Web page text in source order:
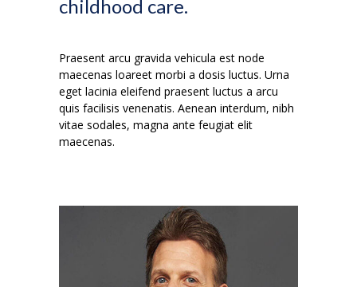
childhood care.
Praesent arcu gravida vehicula est node
maecenas loareet morbi a dosis luctus. Urna
eget lacinia eleifend praesent luctus a arcu
quis facilisis venenatis. Aenean interdum, nibh
vitae sodales, magna ante feugiat elit
maecenas.